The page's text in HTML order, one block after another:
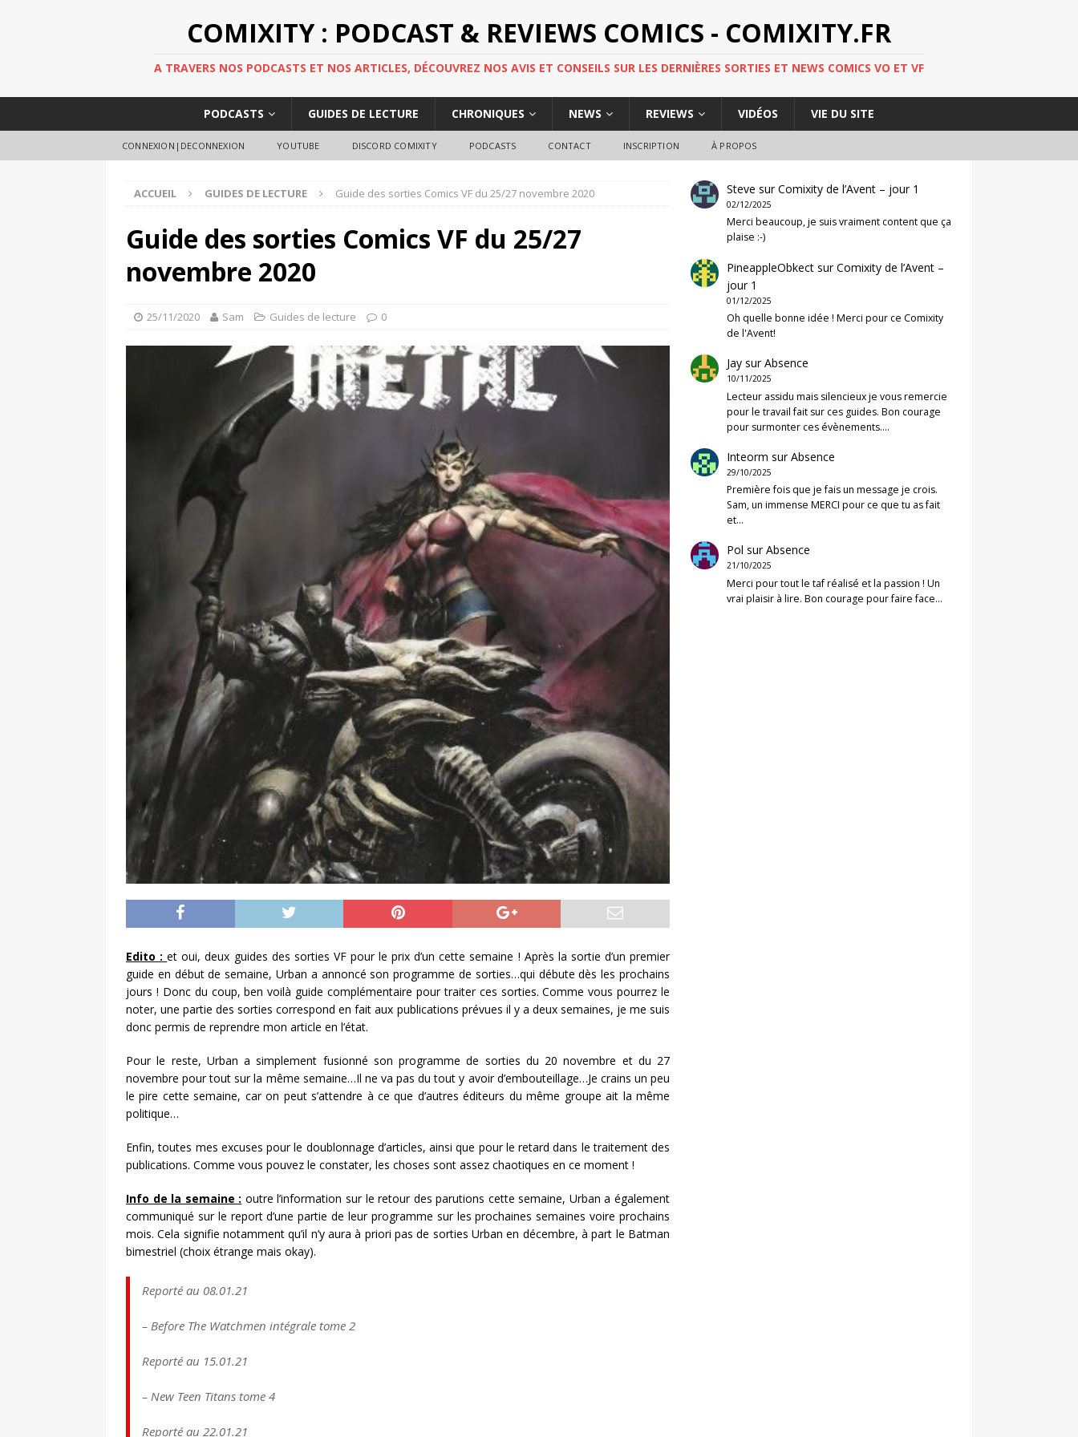
COMIXITY : PODCAST & REVIEWS COMICS - COMIXITY.FR
A TRAVERS NOS PODCASTS ET NOS ARTICLES, DÉCOUVREZ NOS AVIS ET CONSEILS SUR LES DERNIÈRES SORTIES ET NEWS COMICS VO ET VF
PODCASTS GUIDES DE LECTURE CHRONIQUES NEWS REVIEWS VIDÉOS VIE DU SITE
CONNEXION|DECONNEXION YOUTUBE DISCORD COMIXITY PODCASTS CONTACT INSCRIPTION À PROPOS
ACCUEIL GUIDES DE LECTURE Guide des sorties Comics VF du 25/27 novembre 2020
Guide des sorties Comics VF du 25/27
novembre 2020
25/11/2020 Sam Guides de lecture 0
Edito : et oui, deux guides des sorties VF pour le prix d’un cette semaine ! Après la sortie d’un premier
guide en début de semaine, Urban a annoncé son programme de sorties…qui débute dès les prochains
jours ! Donc du coup, ben voilà guide complémentaire pour traiter ces sorties. Comme vous pourrez le
noter, une partie des sorties correspond en fait aux publications prévues il y a deux semaines, je me suis
donc permis de reprendre mon article en l’état.
Pour le reste, Urban a simplement fusionné son programme de sorties du 20 novembre et du 27
novembre pour tout sur la même semaine…Il ne va pas du tout y avoir d’embouteillage…Je crains un peu
le pire cette semaine, car on peut s’attendre à ce que d’autres éditeurs du même groupe ait la même
politique…
Enfin, toutes mes excuses pour le doublonnage d’articles, ainsi que pour le retard dans le traitement des
publications. Comme vous pouvez le constater, les choses sont assez chaotiques en ce moment !
Info de la semaine : outre l’information sur le retour des parutions cette semaine, Urban a également
communiqué sur le report d’une partie de leur programme sur les prochaines semaines voire prochains
mois. Cela signifie notamment qu’il n’y aura à priori pas de sorties Urban en décembre, à part le Batman
bimestriel (choix étrange mais okay).
Reporté au 08.01.21
– Before The Watchmen intégrale tome 2
Reporté au 15.01.21
– New Teen Titans tome 4
Reporté au 22.01.21
Steve surComixity de l’Avent – jour 1
02/12/2025
Merci beaucoup, je suis vraiment content que ça
plaise :-)
PineappleObkect surComixity de l’Avent –
jour 1
01/12/2025
Oh quelle bonne idée ! Merci pour ce Comixity
de l'Avent!
Jay surAbsence
10/11/2025
Lecteur assidu mais silencieux je vous remercie
pour le travail fait sur ces guides. Bon courage
pour surmonter ces évènements.…
Inteorm surAbsence
29/10/2025
Première fois que je fais un message je crois.
Sam, un immense MERCI pour ce que tu as fait
et…
Pol surAbsence
21/10/2025
Merci pour tout le taf réalisé et la passion ! Un
vrai plaisir à lire. Bon courage pour faire face…